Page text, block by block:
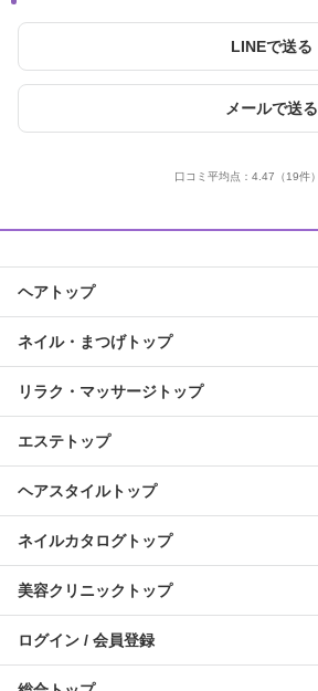
LINEで送る
メールで送る
口コミ平均点： 4.47 （19件）
ヘアトップ
ネイル・まつげトップ
リラク・マッサージトップ
エステトップ
ヘアスタイルトップ
ネイルカタログトップ
美容クリニックトップ
ログイン / 会員登録